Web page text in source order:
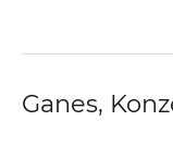
Ganes,